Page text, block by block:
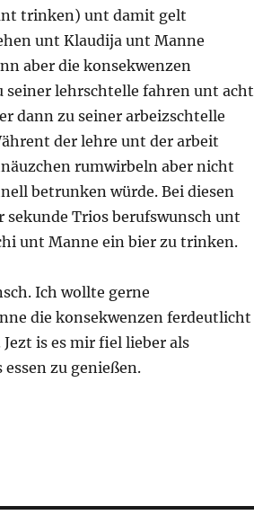
trinken) unt damit gelt
unt Klaudija unt Manne
aber die konsekwenzen
seiner lehrschtelle fahren unt acht
dann zu seiner arbeizschtelle
der lehre unt der arbeit
rumwirbeln aber nicht
betrunken würde. Bei diesen
Trios berufswunsch unt
unt Manne ein bier zu trinken.
Ich wollte gerne
die konsekwenzen ferdeutlicht
is es mir fiel lieber als
zu genießen.